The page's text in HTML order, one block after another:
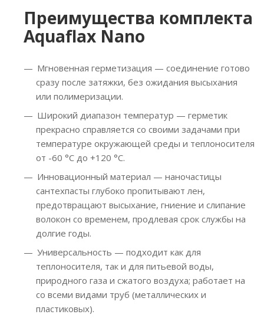
Преимущества комплекта
Aquaflax Nano
Мгновенная герметизация — соединение готово
сразу после затяжки, без ожидания высыхания
или полимеризации.
Широкий диапазон температур — герметик
прекрасно справляется со своими задачами при
температуре окружающей среды и теплоносителя
от -60 °C до +120 °C.
Инновационный материал — наночастицы
сантехпасты глубоко пропитывают лен,
предотвращают высыхание, гниение и слипание
волокон со временем, продлевая срок службы на
долгие годы.
Универсальность — подходит как для
теплоносителя, так и для питьевой воды,
природного газа и сжатого воздуха; работает на
со всеми видами труб (металлических и
пластиковых).